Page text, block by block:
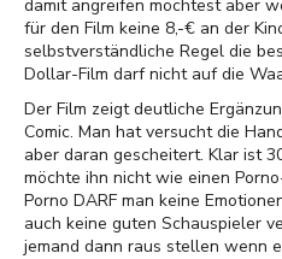
damit angreifen möchtest aber
für den Film keine 8,-€ an der
selbstverständliche Regel die
Dollar-Film darf nicht auf die
Der Film zeigt deutliche
Comic. Man hat versucht die
aber daran gescheitert. Klar ist
möchte ihn nicht wie einen
Porno DARF man keine
auch keine guten Schauspieler
jemand dann raus stellen wenn